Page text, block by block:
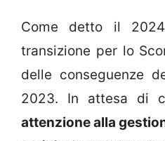
Come detto il
transizione per lo
delle conseguenze
2023. In attesa di
attenzione alla